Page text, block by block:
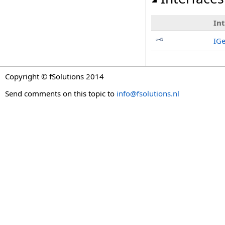
Copyright © fSolutions 2014
Send comments on this topic to info@fsolutions.nl